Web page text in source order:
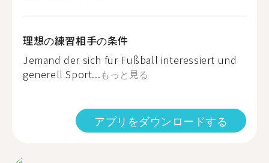
理想の練習相手の条件
Jemand der sich für Fußball interessiert und
generell Sport...もっと見る
アプリをダウンロードする